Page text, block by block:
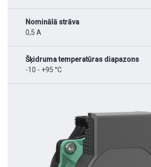
Nominālā strāva
0,5 A
Šķidruma temperatūras diapazons
-10 - +95 °C